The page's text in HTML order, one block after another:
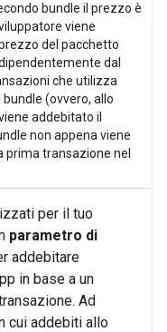
bundle il prezzo è
viene
del pacchetto
dal
che utilizza
(ovvero, allo
addebitato il
non appena viene
prima transazione nel
per il tuo
parametro di
addebitare
in base a un
Ad
cui addebiti allo